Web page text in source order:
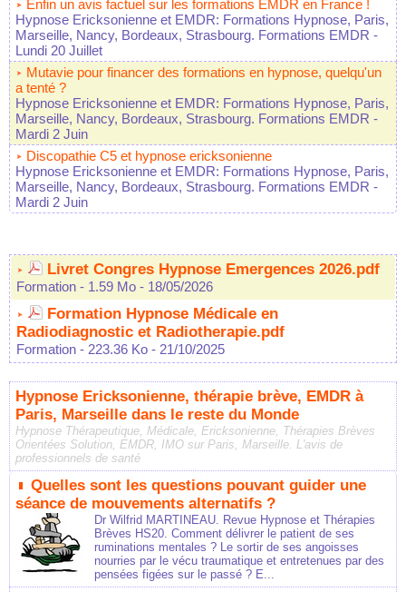
Enfin un avis factuel sur les formations EMDR en France !
Hypnose Ericksonienne et EMDR: Formations Hypnose, Paris,
Marseille, Nancy, Bordeaux, Strasbourg. Formations EMDR -
Lundi 20 Juillet
Mutavie pour financer des formations en hypnose, quelqu'un
a tenté ?
Hypnose Ericksonienne et EMDR: Formations Hypnose, Paris,
Marseille, Nancy, Bordeaux, Strasbourg. Formations EMDR -
Mardi 2 Juin
Discopathie C5 et hypnose ericksonienne
Hypnose Ericksonienne et EMDR: Formations Hypnose, Paris,
Marseille, Nancy, Bordeaux, Strasbourg. Formations EMDR -
Mardi 2 Juin
Livret Congres Hypnose Emergences 2026.pdf
Formation - 1.59 Mo - 18/05/2026
Formation Hypnose Médicale en
Radiodiagnostic et Radiotherapie.pdf
Formation - 223.36 Ko - 21/10/2025
Hypnose Ericksonienne, thérapie brève, EMDR à
Paris, Marseille dans le reste du Monde
Hypnose Thérapeutique, Médicale, Ericksonienne, Thérapies Brèves
Orientées Solution, EMDR, IMO sur Paris, Marseille. L'avis de
professionnels de santé
Quelles sont les questions pouvant guider une
séance de mouvements alternatifs ?
Dr Wilfrid MARTINEAU. Revue Hypnose et Thérapies
Brèves HS20. Comment délivrer le patient de ses
ruminations mentales ? Le sortir de ses angoisses
nourries par le vécu traumatique et entretenues par des
pensées figées sur le passé ? E...